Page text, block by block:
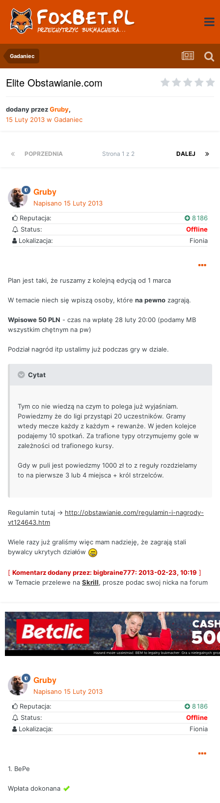
Gadaniec
Elite Obstawianie.com
dodany przezGruby,
15 Luty 2013 w Gadaniec
POPRZEDNIA DALEJ
Strona 1 z 2
Gruby
Napisano 15 Luty 2013
Reputacja:
8 186
Status:
Offline
Lokalizacja:
Fionia
Plan jest taki, że ruszamy z kolejną edycją od 1 marca
W temacie niech się wpiszą osoby, które na pewno zagrają.
Wpisowe 50 PLN - czas na wpłatę 28 luty 20:00 (podamy MB
wszystkim chętnym na pw)
Podział nagród itp ustalimy już podczas gry w dziale.
Cytat
Tym co nie wiedzą na czym to polega już wyjaśniam.
Powiedzmy że do ligi przystąpi 20 uczestników. Gramy
wtedy mecze każdy z każdym + rewanże. W jeden kolejce
podajemy 10 spotkań. Za trafione typy otrzymujemy gole w
zależności od trafionego kursy.
Gdy w puli jest powiedzmy 1000 zł to z reguły rozdzielamy
to na pierwsze 3 lub 4 miejsca + król strzelców.
Regulamin tutaj -> http://obstawianie.com/regulamin-i-nagrody-
vt124643.htm
Wiele razy już graliśmy więc mam nadzieję, że zagrają stali
bywalcy ukrytych działów
[ Komentarz dodany przez: bigbraine777: 2013-02-23, 10:19 ]
w Temacie przelewe na Skrill, prosze podac swoj nicka na forum
Gruby
Napisano 15 Luty 2013
Reputacja:
8 186
Status:
Offline
Lokalizacja:
Fionia
1. BePe
Wpłata dokonana